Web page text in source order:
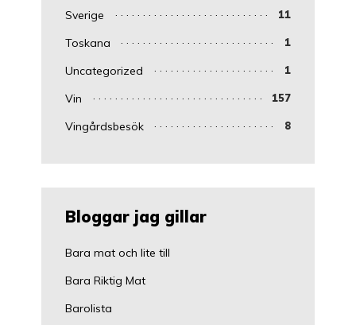
Sverige 11
Toskana 1
Uncategorized 1
Vin 157
Vingårdsbesök 8
Bloggar jag gillar
Bara mat och lite till
Bara Riktig Mat
Barolista